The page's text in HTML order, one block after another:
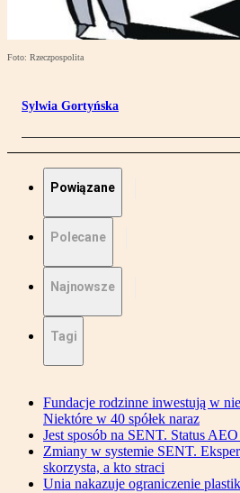
Foto: Rzeczpospolita
Sylwia Gortyńska
Powiązane
Polecane
Najnowsze
Tagi
Fundacje rodzinne inwestują w
Niektóre w 40 spółek naraz
Jest sposób na SENT. Status
Zmiany w systemie SENT.
skorzysta, a kto straci
Unia nakazuje ograniczenie